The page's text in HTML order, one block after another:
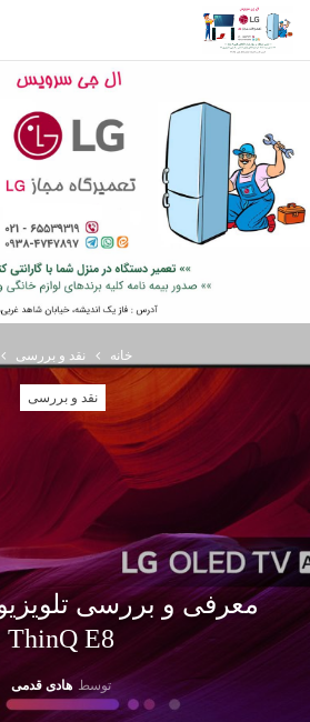
خانه نقد و بررسی
نقد و بررسی
ThinQ E8
توسط هادی قدمی